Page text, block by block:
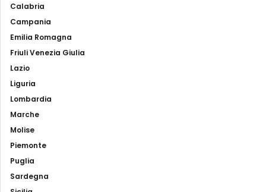
Calabria
Campania
Emilia Romagna
Friuli Venezia Giulia
Lazio
Liguria
Lombardia
Marche
Molise
Piemonte
Puglia
Sardegna